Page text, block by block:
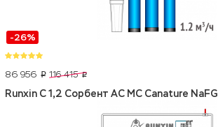
-26%
86 956 p 116 415 p
Runxin C 1,2 Сорбент АС МС Canature NaFG